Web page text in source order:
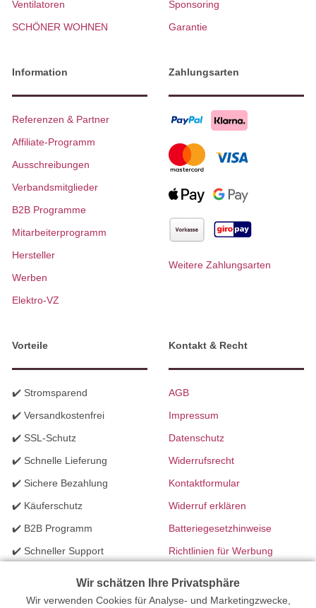
Ventilatoren
SCHÖNER WOHNEN
Sponsoring
Garantie
Information
Referenzen & Partner
Affiliate-Programm
Ausschreibungen
Verbandsmitglieder
B2B Programme
Mitarbeiterprogramm
Hersteller
Werben
Elektro-VZ
Zahlungsarten
Weitere Zahlungsarten
Vorteile
✔️ Stromsparend
✔️ Versandkostenfrei
✔️ SSL-Schutz
✔️ Schnelle Lieferung
✔️ Sichere Bezahlung
✔️ Käuferschutz
✔️ B2B Programm
✔️ Schneller Support
Kontakt & Recht
AGB
Impressum
Datenschutz
Widerrufsrecht
Kontaktformular
Widerruf erklären
Batteriegesetzhinweise
Richtlinien für Werbung
Wir schätzen Ihre Privatsphäre
Wir verwenden Cookies für Analyse- und Marketingzwecke,